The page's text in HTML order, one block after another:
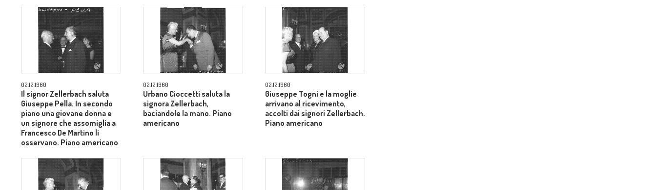
02.12.1960
Il signor Zellerbach saluta
Giuseppe Pella. In secondo
piano una giovane donna e
un signore che assomiglia a
Francesco De Martino li
osservano. Piano americano
02.12.1960
Urbano Cioccetti saluta la
signora Zellerbach,
baciandole la mano. Piano
americano
02.12.1960
Giuseppe Togni e la moglie
arrivano al ricevimento,
accolti dai signori Zellerbach.
Piano americano